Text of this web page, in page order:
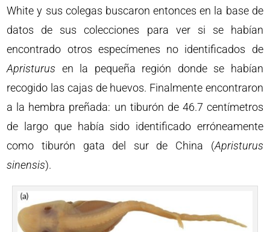
White y sus colegas buscaron entonces en la base de
datos de sus colecciones para ver si se habían
encontrado otros especímenes no identificados de
Apristurus en la pequeña región donde se habían
recogido las cajas de huevos. Finalmente encontraron
a la hembra preñada: un tiburón de 46.7 centímetros
de largo que había sido identificado erróneamente
como tiburón gata del sur de China (Apristurus
sinensis).